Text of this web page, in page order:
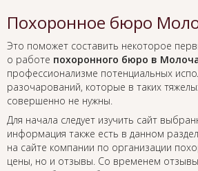
Похоронное бюро
Это поможет составить некоторое
о работе похоронного бюро в
профессионализме потенциальных
разочарований, которые в таких
совершенно не нужны.
Для начала следует изучить сайт
информация также есть в данном
на сайте компании по организации
цены, но и отзывы. Со временем